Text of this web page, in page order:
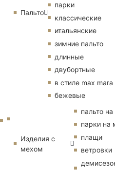
Пальто
парки
классические
итальянские
зимние пальто
длинные
двубортные
в стиле max mara
бежевые
Изделия с
мехом
пальто
парки на
плащи
ветровки